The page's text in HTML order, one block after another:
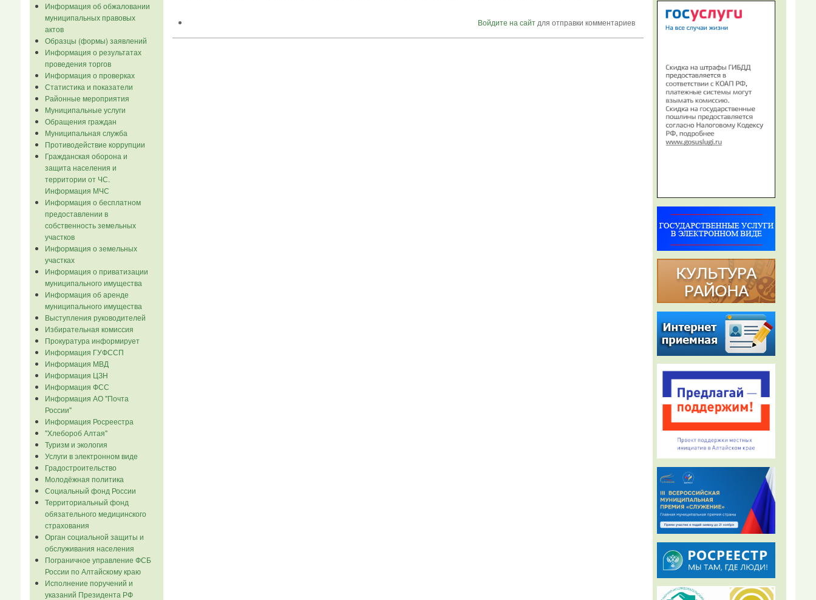
Информация об обжаловании
муниципальных правовых
актов
Образцы (формы) заявлений
Информация о результатах
проведения торгов
Информация о проверках
Статистика и показатели
Районные мероприятия
Муниципальные услуги
Обращения граждан
Муниципальная служба
Противодействие коррупции
Гражданская оборона и
защита населения и
территории от ЧС.
Информация МЧС
Информация о бесплатном
предоставлении в
собственность земельных
участков
Информация о земельных
участках
Информация о приватизации
муниципального имущества
Информация об аренде
муниципального имущества
Выступления руководителей
Избирательная комиссия
Прокуратура информирует
Информация ГУФССП
Информация МВД
Информация ЦЗН
Информация ФСС
Информация АО "Почта
России"
Информация Росреестра
"Хлебороб Алтая"
Туризм и экология
Услуги в электронном виде
Градостроительство
Молодёжная политика
Социальный фонд России
Территориальный фонд
обязательного медицинского
страхования
Орган социальной защиты и
обслуживания населения
Пограничное управление ФСБ
России по Алтайскому краю
Исполнение поручений и
указаний Президента РФ
Войдите на сайтдля отправки комментариев